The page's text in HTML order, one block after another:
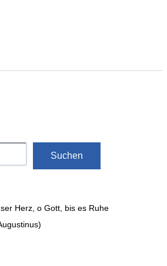
Suchen
Herz, o Gott, bis es Ruhe